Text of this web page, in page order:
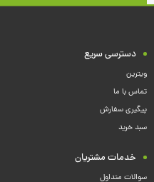
دسترسی سریع
ویترین
تماس با ما
پیگیری سفارش
سبد خرید
خدمات مشتریان
سوالات متداول